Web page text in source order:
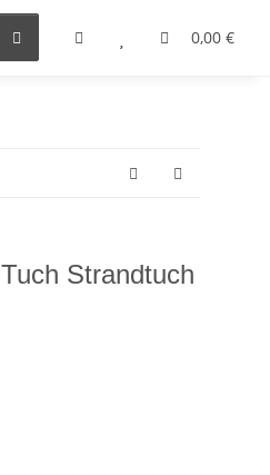
0,00 €
Strandtuch